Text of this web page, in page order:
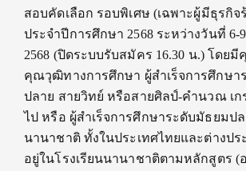
สอบคัดเลือก รอบพิเศษ (เฉพาะผู้มีธุรกิจ
ประจำปีการศึกษา 2568 ระหว่างวันที่
2568 (ปิดระบบรับสมัคร 16.30 น.) โดย
คุณวุฒิทางการศึกษา ผู้สำเร็จการศึกษา
ปลาย สายวิทย์ หรือสายศิลป์-คำนวณ เก
ไป หรือ ผู้สำเร็จการศึกษาระดับมัธยมป
นานาชาติ ทั้งในประเทศไทยและต่างปร
อยู่ในโรงเรียนนานาชาติตามหลักสูตร (